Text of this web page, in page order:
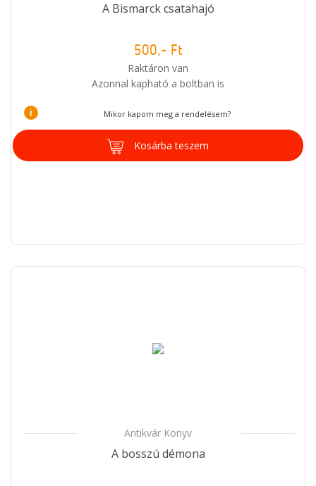
A Bismarck csatahajó
500,- Ft
Raktáron van
Azonnal kapható a boltban is
i Mikor kapom meg a rendelésem?
Kosárba teszem
Antikvár Könyv
A bosszú démona